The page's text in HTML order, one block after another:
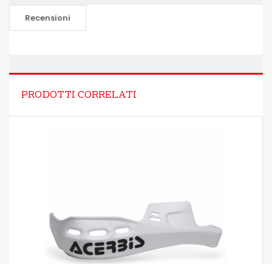
Recensioni
PRODOTTI CORRELATI